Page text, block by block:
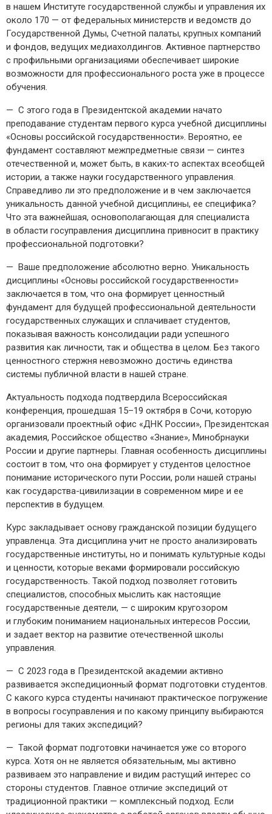
в нашем Институте государственной службы и управления их
около 170 — ​от федеральных министерств и ведомств до
Государственной Думы, Счетной палаты, крупных компаний
и фондов, ведущих медиахолдингов. Активное партнерство
с профильными организациями обеспечивает широкие
возможности для профессионального роста уже в процессе
обучения.
— С этого года в Президентской академии начато
преподавание студентам первого курса учебной дисциплины
«Основы российской государственности». Вероятно, ее
фундамент составляют межпредметные связи — ​синтез
отечественной и, может быть, в каких‑то аспектах всеобщей
истории, а также науки государственного управления.
Справедливо ли это предположение и в чем заключается
уникальность данной учебной дисциплины, ее специфика?
Что эта важнейшая, основополагающая для специалиста
в области госуправления дисциплина привносит в практику
профессиональной подготовки?
— Ваше предположение абсолютно верно. Уникальность
дисциплины «Основы российской государственности»
заключается в том, что она формирует ценностный
фундамент для будущей профессиональной деятельности
государственных служащих и сплачивает студентов,
показывая важность консолидации ради успешного
развития как личности, так и общества в целом. Без такого
ценностного стержня невозможно достичь единства
системы публичной власти в нашей стране.
Актуальность подхода подтвердила Всероссийская
конференция, прошедшая 15–19 октября в Сочи, которую
организовали проектный офис «ДНК России», Президентская
академия, Российское общество «Знание», Минобр­науки
России и другие партнеры. Главная особенность дисциплины
состоит в том, что она формирует у студентов целостное
понимание исторического пути России, роли нашей страны
как государства-­цивилизации в современном мире и ее
перспектив в будущем.
Курс закладывает основу гражданской позиции будущего
управленца. Эта дисциплина учит не просто анализировать
государственные институты, но и понимать культурные коды
и ценности, которые веками формировали российскую
государственность. Такой подход позволяет готовить
специалистов, способных мыслить как настоящие
государственные деятели, — ​с широким кругозором
и глубоким пониманием национальных интересов России,
и задает вектор на развитие отечественной школы
управления.
— С 2023 года в Президентской академии активно
развивается экспедиционный формат подготовки студентов.
С какого курса студенты начинают практическое погружение
в вопросы госуправления и по какому принципу выбираются
регионы для таких экспедиций?
— Такой формат подготовки начинается уже со второго
курса. Хотя он не является обязательным, мы активно
развиваем это направление и видим растущий интерес со
стороны студентов. Главное отличие экспедиций от
традиционной практики — ​комплексный подход. Если